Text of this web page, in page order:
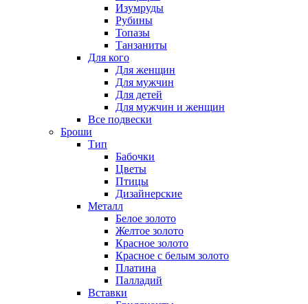
Изумруды
Рубины
Топазы
Танзаниты
Для кого
Для женщин
Для мужчин
Для детей
Для мужчин и женщин
Все подвески
Броши
Тип
Бабочки
Цветы
Птицы
Дизайнерские
Металл
Белое золото
Желтое золото
Красное золото
Красное с белым золото
Платина
Палладий
Вставки